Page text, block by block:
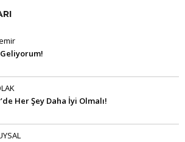
Geliyorum!
Her Şey Daha İyi Olmalı!